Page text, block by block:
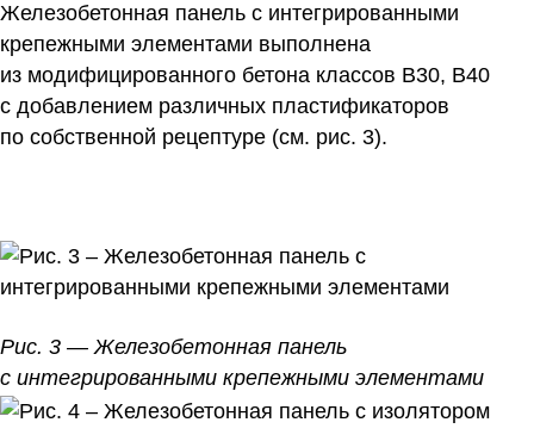
Железобетонная панель с интегрированными
крепежными элементами выполнена
из модифицированного бетона классов В30, В40
с добавлением различных пластификаторов
по собственной рецептуре (см. рис. 3).
Рис. 3 — Железобетонная панель
с интегрированными крепежными элементами